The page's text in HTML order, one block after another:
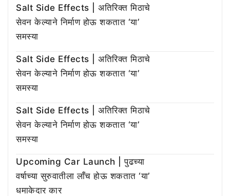
Salt Side Effects | अतिरिक्त मिठाचे
सेवन केल्याने निर्माण होऊ शकतात ‘या’
समस्या
Salt Side Effects | अतिरिक्त मिठाचे
सेवन केल्याने निर्माण होऊ शकतात ‘या’
समस्या
Salt Side Effects | अतिरिक्त मिठाचे
सेवन केल्याने निर्माण होऊ शकतात ‘या’
समस्या
Upcoming Car Launch | पुढच्या
वर्षाच्या सुरुवातीला लाँच होऊ शकतात ‘या’
धमाकेदार कार